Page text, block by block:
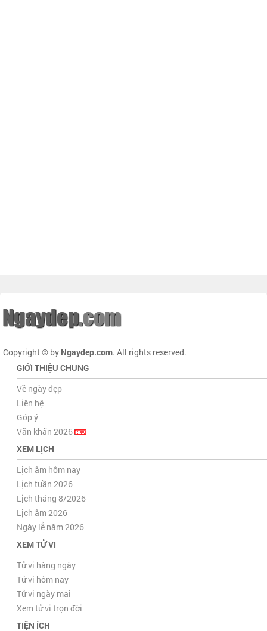
Copyright © by Ngaydep.com. All rights reserved.
GIỚI THIỆU CHUNG
Về ngày đẹp
Liên hệ
Góp ý
Văn khấn 2026
XEM LỊCH
Lịch âm hôm nay
Lịch tuần 2026
Lịch tháng 8/2026
Lịch âm 2026
Ngày lễ năm 2026
XEM TỬ VI
Tử vi hàng ngày
Tử vi hôm nay
Tử vi ngày mai
Xem tử vi trọn đời
TIỆN ÍCH